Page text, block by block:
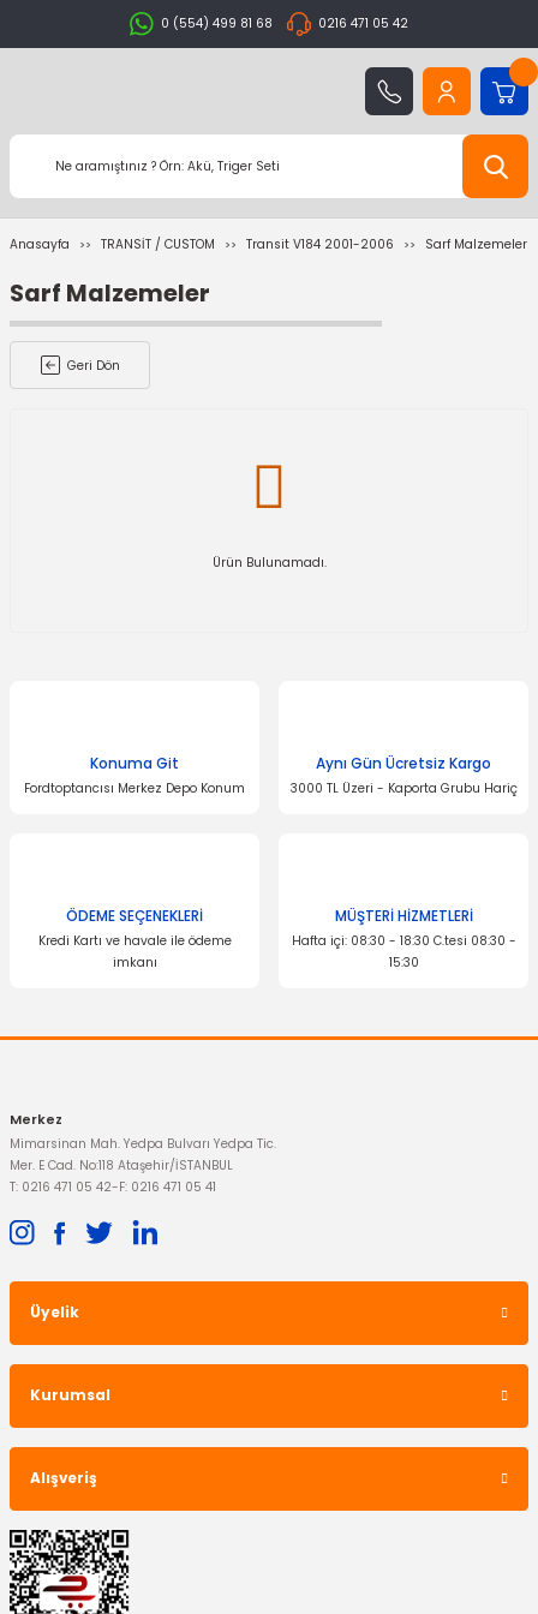
0 (554) 499 81 68 0216 471 05 42
Anasayfa TRANSİT / CUSTOM Transit V184 2001-2006 Sarf Malzemeler
Sarf Malzemeler
Geri Dön
Ürün Bulunamadı.
Konuma Git
Fordtoptancısı Merkez Depo Konum
Aynı Gün Ücretsiz Kargo
3000 TL Üzeri - Kaporta Grubu Hariç
ÖDEME SEÇENEKLERİ
Kredi Kartı ve havale ile ödeme
imkanı
MÜŞTERİ HİZMETLERİ
Hafta içi: 08:30 - 18:30 C.tesi 08:30 -
15:30
Merkez
Mimarsinan Mah. Yedpa Bulvarı Yedpa Tic.
Mer. E Cad. No:118 Ataşehir/İSTANBUL
T: 0216 471 05 42-F: 0216 471 05 41
Üyelik
Kurumsal
Alışveriş